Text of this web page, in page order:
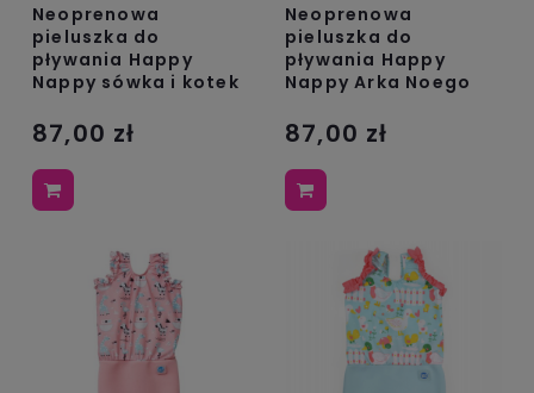
Neoprenowa
pieluszka do
pływania Happy
Nappy sówka i kotek
87,00 zł
Neoprenowa
pieluszka do
pływania Happy
Nappy Arka Noego
87,00 zł